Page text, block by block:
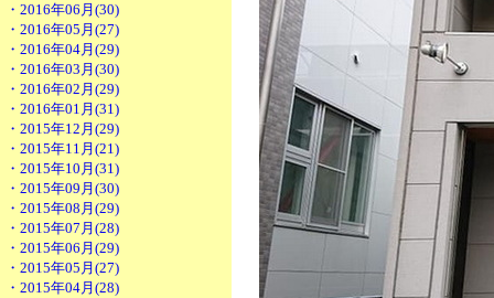
・2016年06月(30)
・2016年05月(27)
・2016年04月(29)
・2016年03月(30)
・2016年02月(29)
・2016年01月(31)
・2015年12月(29)
・2015年11月(21)
・2015年10月(31)
・2015年09月(30)
・2015年08月(29)
・2015年07月(28)
・2015年06月(29)
・2015年05月(27)
・2015年04月(28)